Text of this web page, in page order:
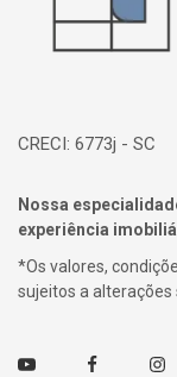
CRECI: 6773j - SC
Nossa
experiência
*Os valores,
sujeitos a alterações
Youtube Facebook